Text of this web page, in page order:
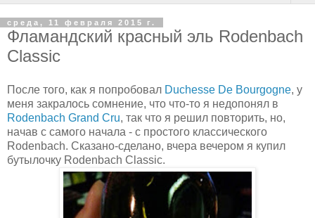
среда, 11 февраля 2015 г.
Фламандский красный эль Rodenbach
Classic
После того, как я попробовал Duchesse De Bourgogne, у
меня закралось сомнение, что что-то я недопонял в
Rodenbach Grand Cru, так что я решил повторить, но,
начав с самого начала - с простого классического
Rodenbach. Сказано-сделано, вчера вечером я купил
бутылочку Rodenbach Classic.